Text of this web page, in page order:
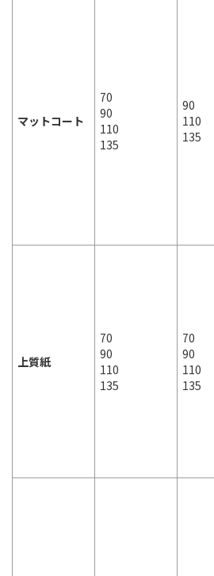
マットコート
70
90
110
135
90
110
135
上質紙
70
90
110
135
70
90
110
135